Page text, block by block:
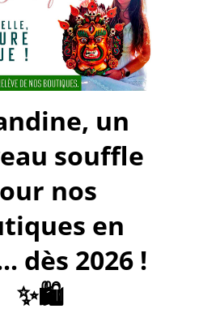
un
souffle
nos
en
dès 2026 !
✨🛍️